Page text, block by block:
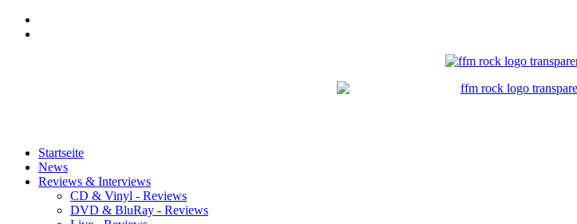
Startseite
News
Reviews & Interviews
CD & Vinyl - Reviews
DVD & BluRay - Reviews